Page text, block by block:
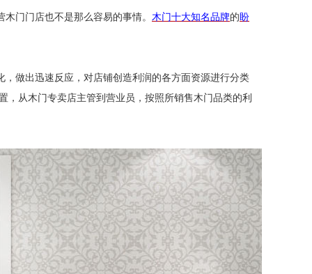
门门店也不是那么容易的事情。 木门十大知名品牌的盼
做出迅速反应，对店铺创造利润的各方面资源进行分类
从木门专卖店主管到营业员，按照所销售木门品类的利